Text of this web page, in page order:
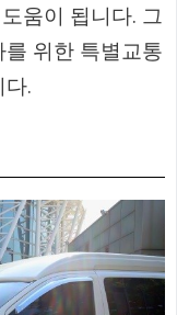
움이 됩니다. 그
위한 특별교통
.